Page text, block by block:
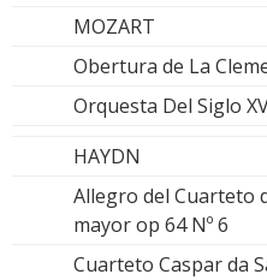
MOZART
Obertura de La
Orquesta Del Siglo
HAYDN
Allegro del Cuarteto
mayor op 64 Nº 6
Cuarteto Caspar da